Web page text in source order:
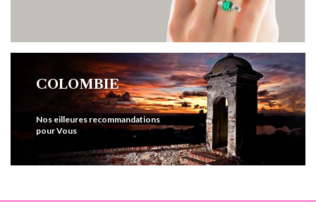
COLOMBIE
Nos eilleures recommandations
pour Vous